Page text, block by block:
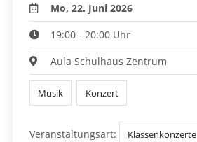
Mo, 22. Juni 2026
19:00 - 20:00 Uhr
Aula Schulhaus Zentrum
Musik Konzert
Veranstaltungsart: Klassenkonzerte